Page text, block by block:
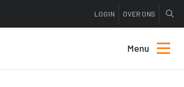
LOGIN OVER ONS
Menu